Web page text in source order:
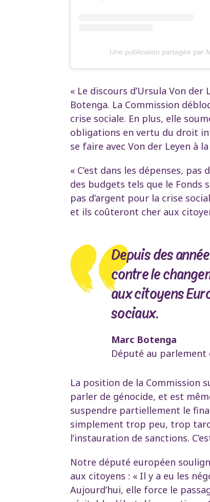
Une publication partagée par
« Le discours d’Ursula Von
Botenga. La Commission
crise sociale. En plus, elle
obligations en vertu du droit
se faire avec Von der Leyen à
« C’est dans les dépenses,
des budgets tels que le Fonds
pas d’argent pour la crise
et ils coûteront cher aux
Depuis des
contre le
aux citoyens
sociaux.
Marc Botenga
Député au parlement
La position de la Commission
parler de génocide, et est
suspendre partiellement le
simplement trop peu, trop
l’instauration de sanctions.
Notre député européen
aux citoyens : « Il y a eu les
Aujourd’hui, elle force le